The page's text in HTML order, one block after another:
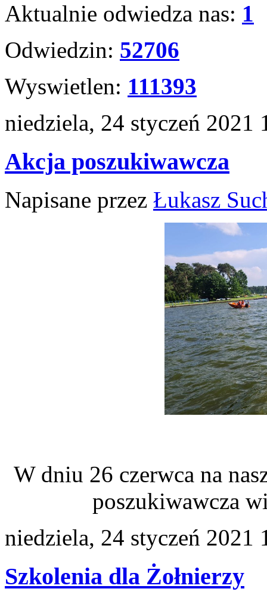
Aktualnie odwiedza nas: 1
Odwiedzin: 52706
Wyswietlen: 111393
niedziela, 24 styczeń 2021
Akcja poszukiwawcza
Napisane przez Łukasz
W dniu 26 czerwca na
poszukiwawcza
niedziela, 24 styczeń 2021
Szkolenia dla Żołnierzy